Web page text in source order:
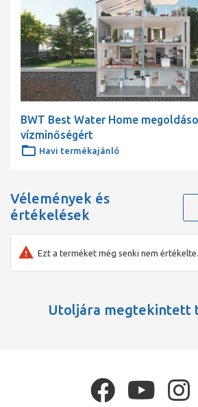
BWT Best Water Home
vízminőségért
Havi termékajánló
Vélemények és
értékelések
Ezt a terméket még senki nem
Utoljára megtekintett